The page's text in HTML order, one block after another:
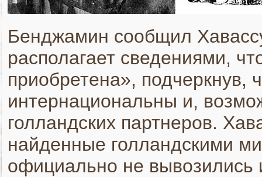
Бенджамин сообщил
располагает сведениями,
приобретена», подчеркнув,
интернациональны и,
голландских партнеров.
найденные голландскими
официально не вывозились